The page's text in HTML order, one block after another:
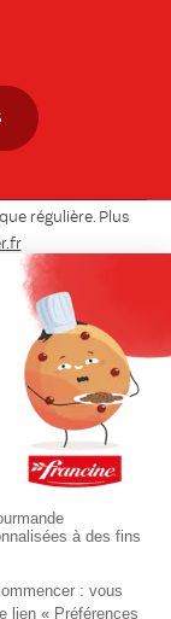
régulière. Plus